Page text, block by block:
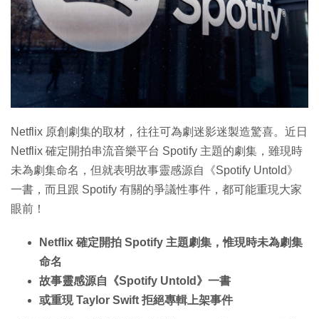
Netflix 原創劇集的取材，往往可為劇迷影迷製造驚喜。近日
Netflix 確定開拍串流音樂平台 Spotify 主題的劇集，雖現時
未為劇集命名，但就表明故事靈感源自《Spotify Untold》
一書，而且跟 Spotify 有關的爭議性事件，都可能重現大家
眼前！
Netflix 確定開拍 Spotify 主題劇集，惟現時未為劇集
命名
故事靈感源自《Spotify Untold》一書
或重現 Taylor Swift 拒絕專輯上架事件